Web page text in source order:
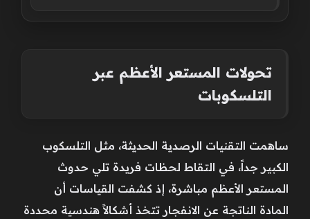
تحولات المستعر الأعظم عبر
التلسكوبات
ساهمت التقنيات الرصدية الحديثة، مثل التلسكوب
الكبير جداً، في التقاط لحظات فريدة تلي حدوث
المستعر الأعظم مباشرة، إذ كشفت القياسات أن
المادة الناتجة عن الانفجار تتخذ أشكالاً هندسية محددة